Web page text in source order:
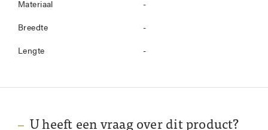
Materiaal -
Breedte -
Lengte -
U heeft een vraag over dit product?